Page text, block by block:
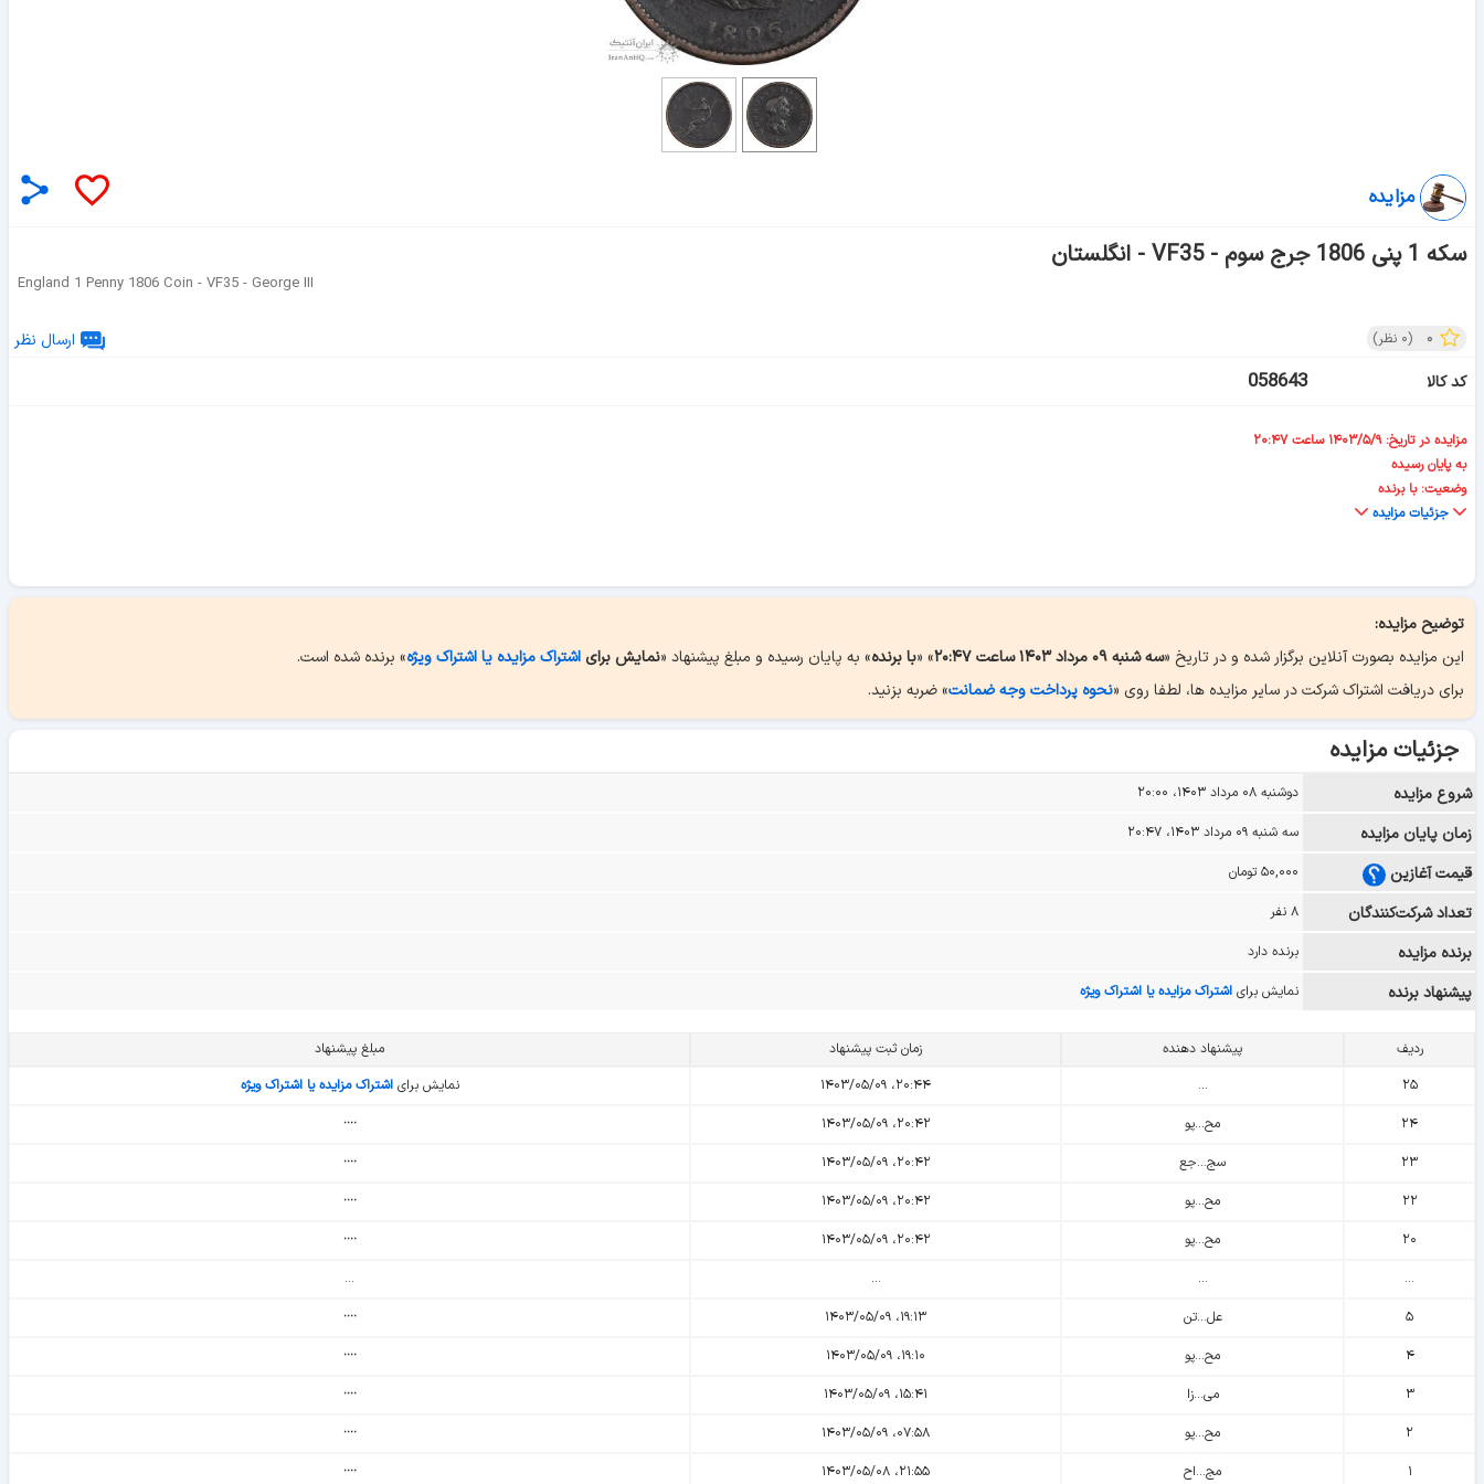
مزایده
سکه 1 پنی 1806 جرج سوم - VF35 - انگلستان
England 1 Penny 1806 Coin - VF35 - George III
۰ (۰ نظر)
ارسال نظر
کد کالا
058643
مزایده در تاریخ: ۱۴۰۳/۵/۹ ساعت ۲۰:۴۷
به پایان رسیده
وضعیت: با برنده
جزئیات مزایده
توضیح مزایده:
این مزایده بصورت آنلاین برگزار شده و در تاریخ «سه شنبه ۰۹ مرداد ۱۴۰۳ ساعت ۲۰:۴۷ » «با برنده» به پایان رسیده و مبلغ پیشنهاد «نمایش برای اشتراک مزایده یا اشتراک ویژه» برنده شده است.
برای دریافت اشتراک شرکت در سایر مزایده ها، لطفا روی «نحوه پرداخت وجه ضمانت» ضربه بزنید.
جزئیات مزایده
شروع مزایده دوشنبه ۰۸ مرداد ۱۴۰۳، ۲۰:۰۰
زمان پایان مزایده سه شنبه ۰۹ مرداد ۱۴۰۳، ۲۰:۴۷
قیمت آغازین ۵۰,۰۰۰ تومان
تعداد شرکت‌کنندگان ۸ نفر
برنده مزایده برنده دارد
پیشنهاد برنده نمایش برای اشتراک مزایده یا اشتراک ویژه
ردیف پیشنهاد دهنده زمان ثبت پیشنهاد
مبلغ پیشنهاد
۲۵
... ۲۰:۴۴، ۱۴۰۳/۰۵/۰۹ نمایش برایاشتراک مزایده یا اشتراک ویژه
۲۴
مح...پو ۲۰:۴۲، ۱۴۰۳/۰۵/۰۹
᠁
۲۳
سج...جع ۲۰:۴۲، ۱۴۰۳/۰۵/۰۹
᠁
۲۲
مح...پو ۲۰:۴۲، ۱۴۰۳/۰۵/۰۹
᠁
۲۰
مح...پو ۲۰:۴۲، ۱۴۰۳/۰۵/۰۹
᠁
...
...
...
...
۵
عل...تن ۱۹:۱۳، ۱۴۰۳/۰۵/۰۹
᠁
۴
مح...پو ۱۹:۱۰، ۱۴۰۳/۰۵/۰۹
᠁
۳
می...زا ۱۵:۴۱، ۱۴۰۳/۰۵/۰۹
᠁
۲
مح...پو ۰۷:۵۸، ۱۴۰۳/۰۵/۰۹
᠁
۱
مج...اح ۲۱:۵۵، ۱۴۰۳/۰۵/۰۸ ᠁